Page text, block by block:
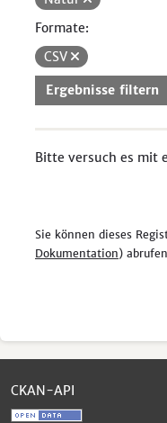
Formate:
CSV
Ergebnisse filtern
Bitte versuch es mit
Sie können dieses
Dokumentation)
CKAN-API